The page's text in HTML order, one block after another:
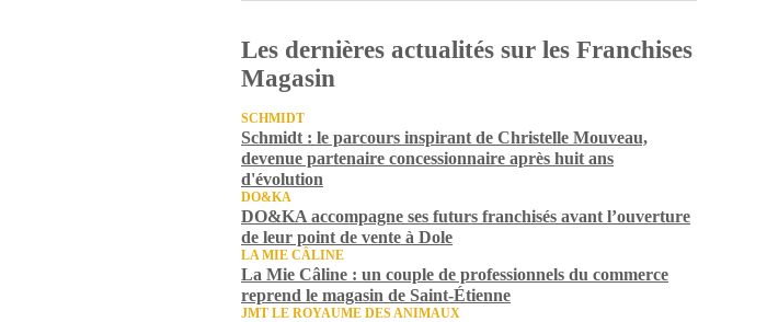
Les dernières actualités sur les Franchises
Magasin
SCHMIDT
Schmidt : le parcours inspirant de Christelle Mouveau,
devenue partenaire concessionnaire après huit ans
d'évolution
DO&KA
DO&KA accompagne ses futurs franchisés avant l’ouverture
de leur point de vente à Dole
LA MIE CÂLINE
La Mie Câline : un couple de professionnels du commerce
reprend le magasin de Saint-Étienne
JMT LE ROYAUME DES ANIMAUX